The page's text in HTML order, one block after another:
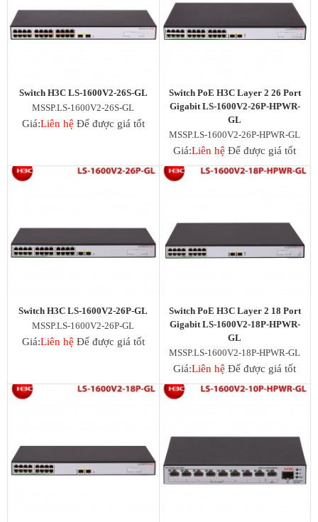
EdgeSwitch
Switch D-Link
RUIJIE Switch
ENGENIUS SWITCH
WIFI GIA ĐÌNH
Wifi SOHO H3C
3G/4G/5G Wifi
3G/4G TP-Link
4G/5G D-Link
Phụ kiện
Adapter POE TP-Link
Adapter POE Ruijie
Adapter 12V, 5V
Adapter POE H3C
Điện thoại Grandstream
SFP Aruba
SFP Ruijie
Switch H3C LS-1600V2-26S-GL
MSSP.LS-1600V2-26S-GL
Giá:Liên hệ Để được giá tốt
Switch PoE H3C Layer 2 26 Port
Gigabit LS-1600V2-26P-HPWR-
GL
MSSP.LS-1600V2-26P-HPWR-GL
Giá:Liên hệ Để được giá tốt
Switch H3C LS-1600V2-26P-GL
MSSP.LS-1600V2-26P-GL
Giá:Liên hệ Để được giá tốt
Switch PoE H3C Layer 2 18 Port
Gigabit LS-1600V2-18P-HPWR-
GL
MSSP.LS-1600V2-18P-HPWR-GL
Giá:Liên hệ Để được giá tốt